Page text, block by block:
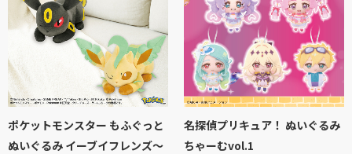
ポケットモンスター もふぐっと
ぬいぐるみ イーブイフレンズ～
名探偵プリキュア！ ぬいぐるみ
ちゃーむvol.1